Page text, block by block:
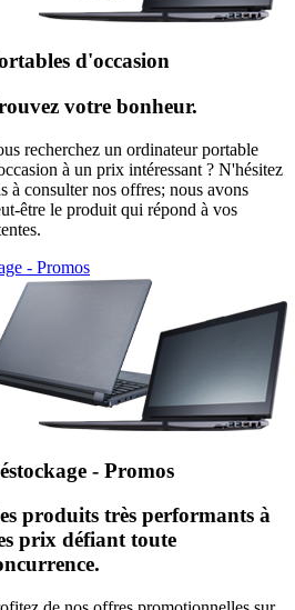
d'occasion
votre bonheur.
recherchez un ordinateur portable
à un prix intéressant ? N'hésitez
à consulter nos offres; nous avons
être le produit qui répond à vos
- Promos
- Promos
produits très performants à
prix défiant toute